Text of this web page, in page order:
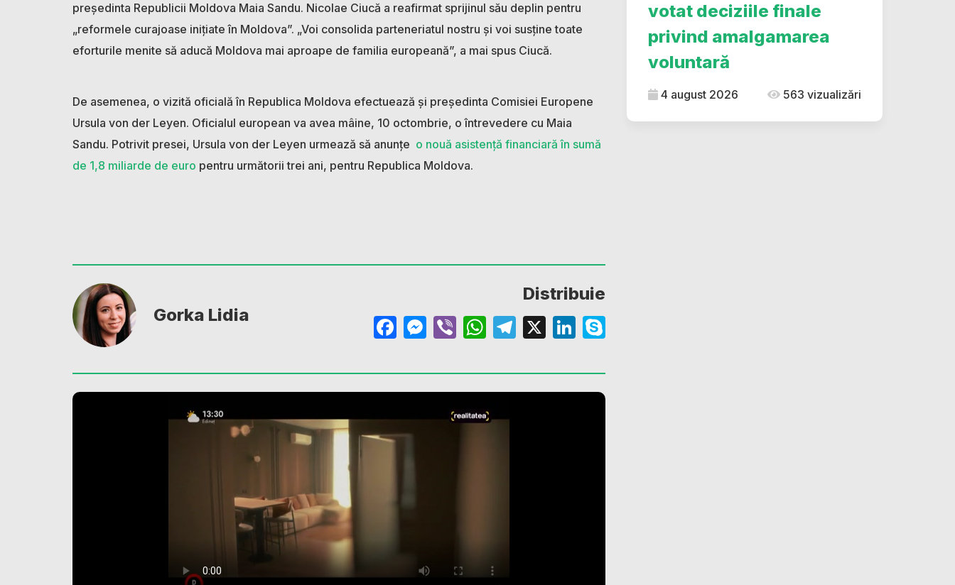
președinta Republicii Moldova Maia Sandu. Nicolae Ciucă a reafirmat sprijinul său deplin pentru
„reformele curajoase inițiate în Moldova”. „Voi consolida parteneriatul nostru și voi susține toate
eforturile menite să aducă Moldova mai aproape de familia europeană”, a mai spus Ciucă.
De asemenea, o vizită oficială în Republica Moldova efectuează și președinta Comisiei Europene
Ursula von der Leyen. Oficialul european va avea mâine, 10 octombrie, o întrevedere cu Maia
Sandu. Potrivit presei, Ursula von der Leyen urmează să anunțe o nouă asistență financiară în sumă
de 1,8 miliarde de euro pentru următorii trei ani, pentru Republica Moldova.
Gorka Lidia
Distribuie
Facebook
Messenger
ViberWhatsApp
Telegram
X LinkedIn
votat deciziile finale
privind amalgamarea
voluntară
4 august 2026 563 vizualizări